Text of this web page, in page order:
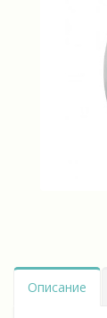
Описание